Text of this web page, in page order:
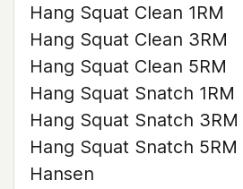
Hang Squat Clean 1RM
Hang Squat Clean 3RM
Hang Squat Clean 5RM
Hang Squat Snatch 1RM
Hang Squat Snatch 3RM
Hang Squat Snatch 5RM
Hansen